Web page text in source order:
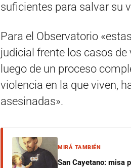
suficientes para salvar su
Para el Observatorio
judicial frente los casos de
luego de un proceso
violencia en la que viven,
asesinadas».
MIRÁ TAMBIÉN
San Cayetano: misa